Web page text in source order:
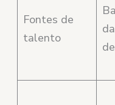
Fontes de
talento